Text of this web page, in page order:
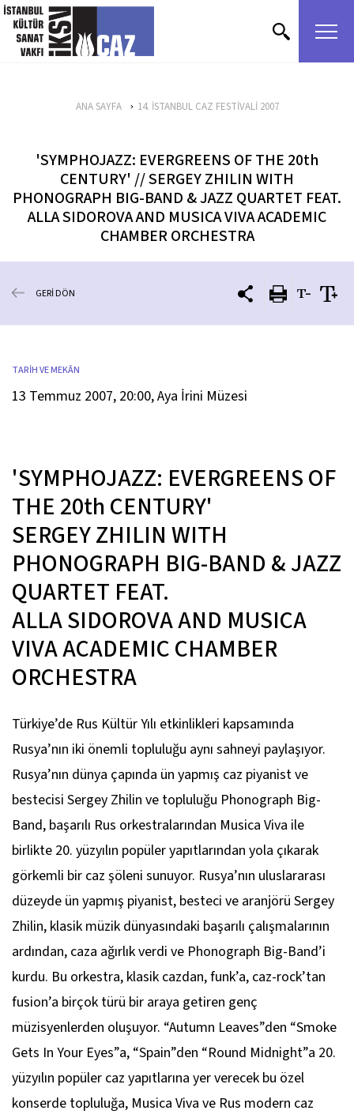
içeriği atla
ANA SAYFA 14. İSTANBUL CAZ FESTİVALİ 2007
'SYMPHOJAZZ: EVERGREENS OF THE 20th
CENTURY' // SERGEY ZHILIN WITH
PHONOGRAPH BIG-BAND & JAZZ QUARTET FEAT.
ALLA SIDOROVA AND MUSICA VIVA ACADEMIC
CHAMBER ORCHESTRA
GERİ DÖN
TARİH VE MEKÂN
13 Temmuz 2007, 20:00, Aya İrini Müzesi
'SYMPHOJAZZ: EVERGREENS OF
THE 20th CENTURY'
SERGEY ZHILIN WITH
PHONOGRAPH BIG-BAND & JAZZ
QUARTET FEAT.
ALLA SIDOROVA AND MUSICA
VIVA ACADEMIC CHAMBER
ORCHESTRA
Türkiye’de Rus Kültür Yılı etkinlikleri kapsamında
Rusya’nın iki önemli topluluğu aynı sahneyi paylaşıyor.
Rusya’nın dünya çapında ün yapmış caz piyanist ve
bestecisi Sergey Zhilin ve topluluğu Phonograph Big-
Band, başarılı Rus orkestralarından Musica Viva ile
birlikte 20. yüzyılın popüler yapıtlarından yola çıkarak
görkemli bir caz şöleni sunuyor. Rusya’nın uluslararası
düzeyde ün yapmış piyanist, besteci ve aranjörü Sergey
Zhilin, klasik müzik dünyasındaki başarılı çalışmalarının
ardından, caza ağırlık verdi ve Phonograph Big-Band’i
kurdu. Bu orkestra, klasik cazdan, funk’a, caz-rock’tan
fusion’a birçok türü bir araya getiren genç
müzisyenlerden oluşuyor. “Autumn Leaves”den “Smoke
Gets In Your Eyes”a, “Spain”den “Round Midnight”a 20.
yüzyılın popüler caz yapıtlarına yer verecek bu özel
konserde topluluğa, Musica Viva ve Rus modern caz